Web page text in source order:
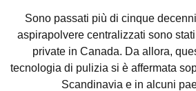
Sono passati più di cinque
aspirapolvere centralizzati sono
private in Canada. Da allora,
tecnologia di pulizia si è affermata
Scandinavia e in alcuni